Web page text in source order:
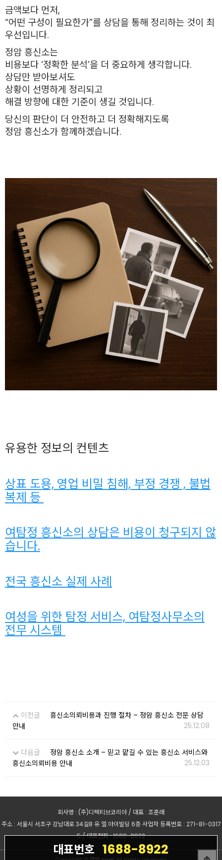
금액보다 먼저,
“어떤 구성이 필요한가”를 상담을 통해 정리하는 것이 최
우선입니다.
정암 흥신소는
비용보다 ‘정확한 분석’을 더 중요하게 생각합니다.
상담만 받아보셔도
상황이 선명하게 정리되고
해결 방향에 대한 기준이 생길 것입니다.
당신의 판단이 더 안전하고 더 정확해지도록
정암 흥신소가 함께하겠습니다.
유용한 정보의 컨텐츠
상표 도용, 영업 비밀 침해, 부정 경쟁 , 불법
복제 등
여탐정 흥신소의 상담은 비용이 청구되지 않
습니다.
전국 흥신소 실제 사례
여성을 위한 탐정 서비스, 여탐정사무소의
전무 시스템
이전글
흥신소의뢰비용과 진행 절차 – 정암 흥신소 전문 상담
안내
25.12.08
다음글
정암 흥신소 소개 – 믿고 맡길 수 있는 흥신소 서비스와
흥신소의뢰비용 안내
25.12.03
대표번호 1688-8922
회사명 : (주)디텍티브코리아 / 대표 : 조훈래
주소 : 서울시 서초구 강남대로 34길8 유.엘.아이빌딩 6층 사업자 등록번호 : 271-81-0317
5 / 대표전화 : 1688-8922